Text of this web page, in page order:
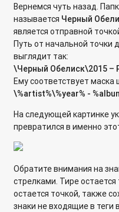
Вернемся чуть назад.
называется Черный
является отправной
Путь от начальной точки
выглядит так:
\Черный Обелиск\2015 –
Ему соответствует маска
\%artist%\%year% -
На следующей картинке
превратился в именно
Обратите внимания на
стрелками. Тире
остается точкой, также
знаки не входящие в